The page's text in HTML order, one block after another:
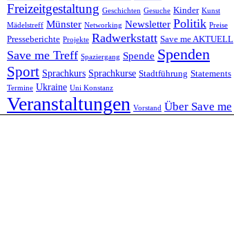
Freizeitgestaltung Geschichten Gesuche Kinder Kunst
Mädelstreff Münster Networking Newsletter Politik Preise
Presseberichte Projekte Radwerkstatt Save me AKTUELL
Save me Treff Spaziergang Spende Spenden
Sport Sprachkurs Sprachkurse Stadtführung Statements
Termine Ukraine Uni Konstanz
Veranstaltungen Vorstand Über Save me